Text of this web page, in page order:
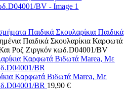
Παιδικά Σκουλαρίκια Παιδικά
Παιδικά Σκουλαρίκια Καρφωτά
Ροζ Ζιργκόν κωδ.D04001/BV
Καρφωτά Βιδωτά Marea, Με
BR 19,90 €